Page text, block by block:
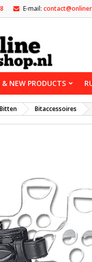
E-mail:
NEW PRODUCTS
Bitten Bitaccessoires